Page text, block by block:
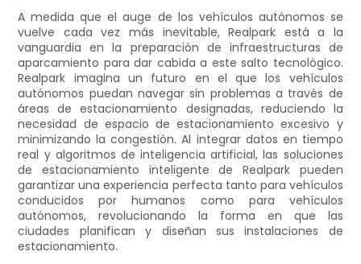
A medida que el auge de los vehículos autónomos se
vuelve cada vez más inevitable, Realpark está a la
vanguardia en la preparación de infraestructuras de
aparcamiento para dar cabida a este salto tecnológico.
Realpark imagina un futuro en el que los vehículos
autónomos puedan navegar sin problemas a través de
áreas de estacionamiento designadas, reduciendo la
necesidad de espacio de estacionamiento excesivo y
minimizando la congestión. Al integrar datos en tiempo
real y algoritmos de inteligencia artificial, las soluciones
de estacionamiento inteligente de Realpark pueden
garantizar una experiencia perfecta tanto para vehículos
conducidos por humanos como para vehículos
autónomos, revolucionando la forma en que las
ciudades planifican y diseñan sus instalaciones de
estacionamiento.